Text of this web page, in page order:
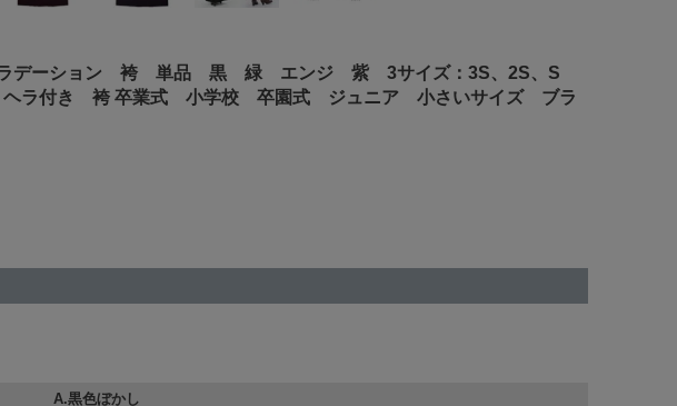
ラデーション 袴 単品 黒 緑 エンジ 紫 3サイズ：3S、2S、S
付き 袴 卒業式 小学校 卒園式 ジュニア 小さいサイズ ブラ
A.黒色ぼかし